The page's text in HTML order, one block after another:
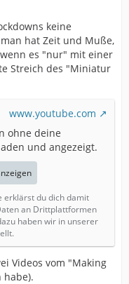
keine
hat Zeit und Muße,
es "nur" mit einer
Streich des "Miniatur
www.youtube.com
ohne deine
und angezeigt.
erklärst du dich damit
an Drittplattformen
haben wir in unserer
Videos vom "Making
habe).